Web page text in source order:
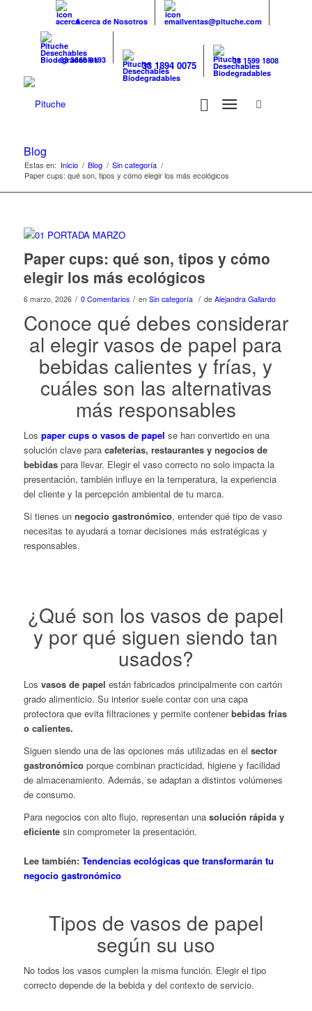
Acerca de Nosotros ventas@pituche.com
33 3666 0193 33 1894 0075 33 1599 1808
Blog
Estas en: Inicio / Blog / Sin categoría /
Paper cups: qué son, tipos y cómo elegir los más ecológicos
Paper cups: qué son, tipos y cómo
elegir los más ecológicos
6 marzo, 2026 / 0 Comentarios / en Sin categoría / de Alejandra Gallardo
Conoce qué debes considerar
al elegir vasos de papel para
bebidas calientes y frías, y
cuáles son las alternativas
más responsables
Los paper cupso vasos de papel se han convertido en una
solución clave para cafeterías, restaurantes y negocios de
bebidaspara llevar. Elegir el vaso correcto no solo impacta la
presentación, también influye en la temperatura, la experiencia
del cliente y la percepción ambiental de tu marca.
Si tienes unnegocio gastronómico, entender qué tipo de vaso
necesitas te ayudará a tomar decisiones más estratégicas y
responsables.
¿Qué son los vasos de papel
y por qué siguen siendo tan
usados?
Los vasos de papel están fabricados principalmente con cartón
grado alimenticio. Su interior suele contar con una capa
protectora que evita filtraciones y permite contenerbebidas frías
o calientes.
Siguen siendo una de las opciones más utilizadas en el sector
gastronómicoporque combinan practicidad, higiene y facilidad
de almacenamiento. Además, se adaptan a distintos volúmenes
de consumo.
Para negocios con alto flujo, representan una solución rápida y
eficiente sin comprometer la presentación.
Lee también:Tendencias ecológicas que transformarán tu
negocio gastronómico
Tipos de vasos de papel
según su uso
No todos los vasos cumplen la misma función. Elegir el tipo
correcto depende de la bebida y del contexto de servicio.